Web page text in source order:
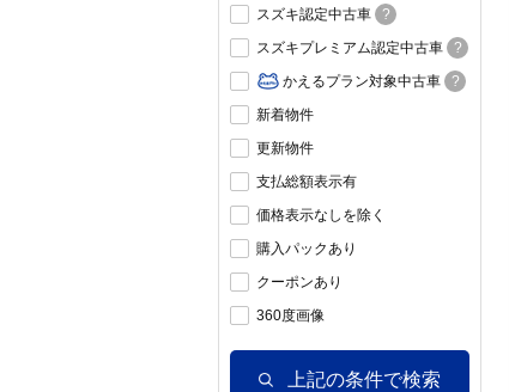
スズキ認定中古車
?
スズキプレミアム認定中古車
?
かえるプラン対象中古車
?
新着物件
更新物件
支払総額表示有
価格表示なしを除く
購入パックあり
クーポンあり
360度画像
上記の条件で検索